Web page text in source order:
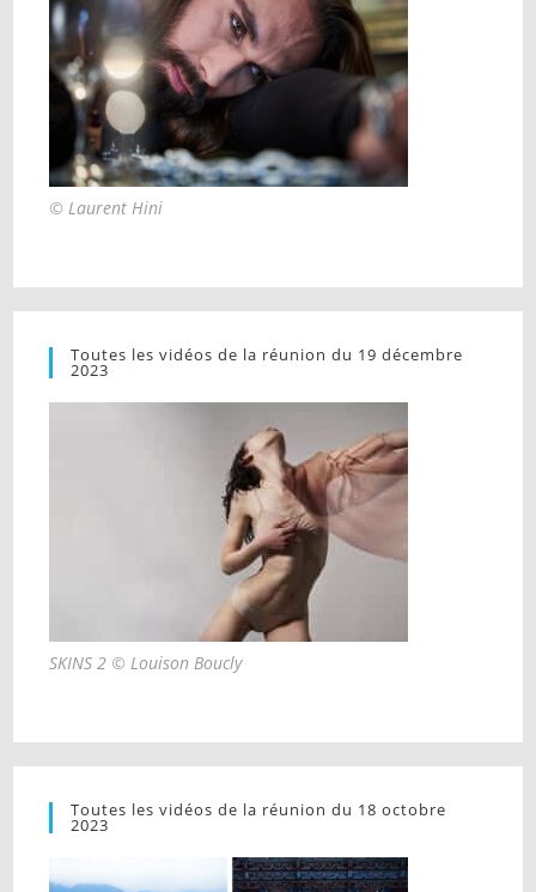
© Laurent Hini
Toutes les vidéos de la réunion du 19 décembre
2023
SKINS 2 © Louison Boucly
Toutes les vidéos de la réunion du 18 octobre
2023